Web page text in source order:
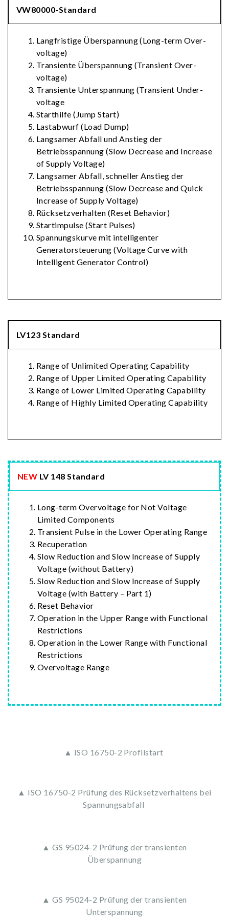
VW80000-Standard
Langfristige Überspannung (Long-term Over-
voltage)
Transiente Überspannung (Transient Over-
voltage)
Transiente Unterspannung (Transient Under-
voltage
Starthilfe (Jump Start)
Lastabwurf (Load Dump)
Langsamer Abfall und Anstieg der
Betriebsspannung (Slow Decrease and Increase
of Supply Voltage)
Langsamer Abfall, schneller Anstieg der
Betriebsspannung (Slow Decrease and Quick
Increase of Supply Voltage)
Rücksetzverhalten (Reset Behavior)
Startimpulse (Start Pulses)
Spannungskurve mit intelligenter
Generatorsteuerung (Voltage Curve with
Intelligent Generator Control)
LV123 Standard
Range of Unlimited Operating Capability
Range of Upper Limited Operating Capability
Range of Lower Limited Operating Capability
Range of Highly Limited Operating Capability
NEW LV 148 Standard
Long-term Overvoltage for Not Voltage
Limited Components
Transient Pulse in the Lower Operating Range
Recuperation
Slow Reduction and Slow Increase of Supply
Voltage (without Battery)
Slow Reduction and Slow Increase of Supply
Voltage (with Battery – Part 1)
Reset Behavior
Operation in the Upper Range with Functional
Restrictions
Operation in the Lower Range with Functional
Restrictions
Overvoltage Range
▲ ISO 16750-2 Profilstart
▲ ISO 16750-2 Prüfung des Rücksetzverhaltens bei
Spannungsabfall
▲ GS 95024-2 Prüfung der transienten
Überspannung
▲ GS 95024-2 Prüfung der transienten
Unterspannung